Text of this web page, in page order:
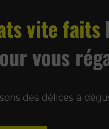
vite faits
vous
des délices à